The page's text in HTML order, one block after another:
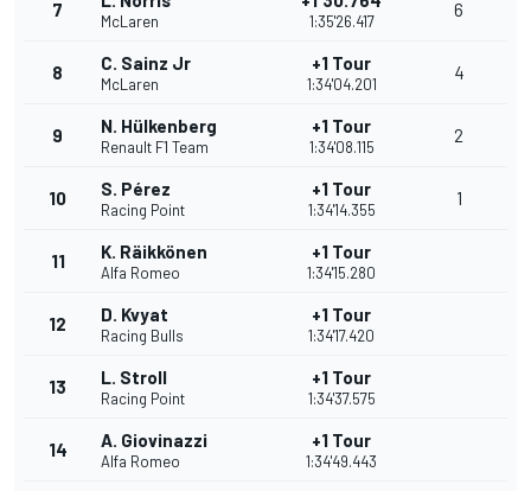
7
McLaren 1:35'26.417
6
8 C. Sainz Jr
McLaren
+1 Tour
1:34'04.201
4
9 N. Hülkenberg
Renault F1 Team
+1 Tour
1:34'08.115
2
10 S. Pérez
Racing Point
+1 Tour
1:34'14.355
1
11 K. Räikkönen
Alfa Romeo
+1 Tour
1:34'15.280
12 D. Kvyat
Racing Bulls
+1 Tour
1:34'17.420
13 L. Stroll
Racing Point
+1 Tour
1:34'37.575
14 A. Giovinazzi
Alfa Romeo
+1 Tour
1:34'49.443